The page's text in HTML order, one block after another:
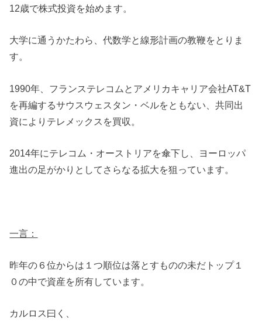
12歳で株式投資を始めます。
大学に通うかたわら、代数学と線形計画の教鞭をとりま
す。
1990年、フランステレコムとアメリカキャリア会社AT&T
を再編するサウスウェスタン・ベルをともない、共同出
資によりテレメックスを買収。
2014年にテレコム・オーストリアを傘下し、ヨーロッパ
進出の足がかりとしてさらなる拡大を狙っています。
一言：
昨年の６位からは１つ順位は落とすものの未だトップ１
０の中で資産を所有しています。
カルロス曰く、